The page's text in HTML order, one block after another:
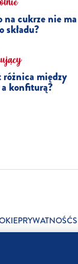
na cukrze nie ma
składu?
różnica między
konfiturą?
PRYWATNOŚĆ